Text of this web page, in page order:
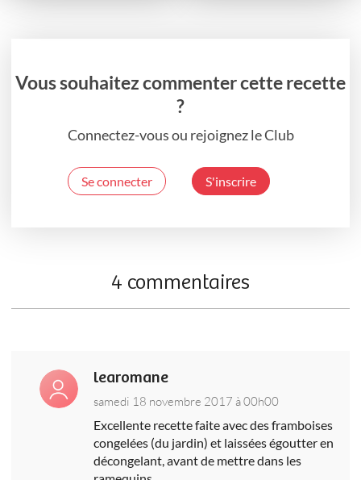
Vous souhaitez commenter cette recette
?
Connectez-vous ou rejoignez le Club
Se connecter S'inscrire
4 commentaires
learomane
samedi 18 novembre 2017 à 00h00
Excellente recette faite avec des framboises
congelées (du jardin) et laissées égoutter en
décongelant, avant de mettre dans les